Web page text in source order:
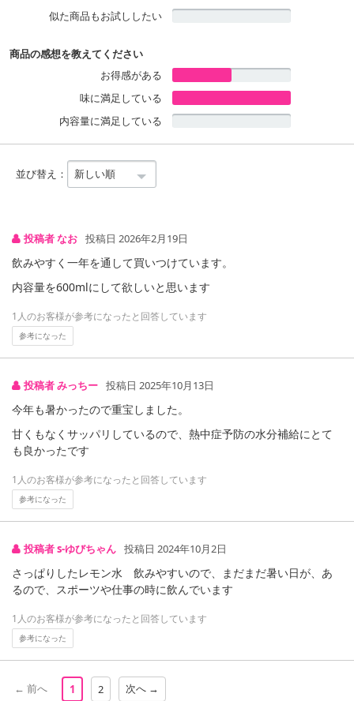
仕事中や家事の合間、移動中のような日常の水分補給シーンや熱中
*アラニン、グリシン
・賞味期限：メーカー製造日より8ヶ月
・原産国（最終加工地）：日本
・原材料/材質/素材：食塩（国内製造）／酸味料、香料、アラニ
ン、グリシン、塩化K、硫酸Mg、乳酸Ca、甘味料（アセスルファム
0g、脂質 0g、炭水化物 0g、糖質 0g、糖類 0g、食物繊維 0g、食
mg、グリシン 75mg
注意事項
【賞味・消費期限のある商品について】
のでご了承ください。
【キャンセルについて】
※お申込み後のキャンセルはお受けできません。
記載されている内容を必ずご確認いただき、お届けする商品セット
にご納得いただきましたうえでお申し込みください。
※パッケージ変更や商品リニューアル（成分など含む）等により、
参考の掲載画像や画像内のバーコードなど、お届け商品と多少異な
また、[新たな加工食品の原料原産地表示制度]の経過措置期間の終
了により、商品詳細内に記載の原産国・原材料の表記が旧表記の場
合がございます。
によるお申込み後のキャンセル・返品交換は対応いたしかねます。
※送料はお試し費用に含まれております。
※d払い、PayPay、au PAY、au PAY（auかんたん決済）、ソフトバ
似た商品もお試ししたい
商品の感想を教えてください
お得感がある
味に満足している
内容量に満足している
並び替え：
投稿者 なお 投稿日 2026年2月19日
飲みやすく一年を通して買いつけています。
内容量を600mlにして欲しいと思います
1人のお客様が参考になったと回答しています
参考になった
投稿者 みっちー 投稿日 2025年10月13日
今年も暑かったので重宝しました。
甘くもなくサッパリしているので、熱中症予防の水分補給にとて
も良かったです
1人のお客様が参考になったと回答しています
参考になった
投稿者 s-ゆびちゃん 投稿日 2024年10月2日
さっぱりしたレモン水 飲みやすいので、まだまだ暑い日が、あ
るので、スポーツや仕事の時に飲んでいます
1人のお客様が参考になったと回答しています
参考になった
← 前へ 1 2 次へ →